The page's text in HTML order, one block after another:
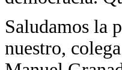
Saludamos la
nuestro,